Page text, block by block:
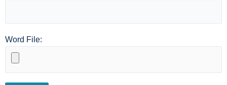
Word File: